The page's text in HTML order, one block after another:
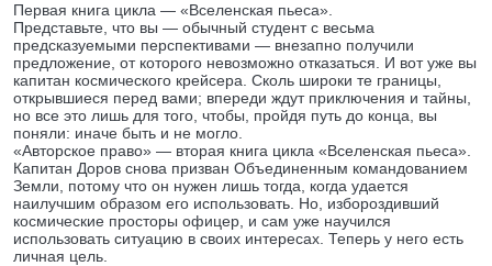
Первая книга цикла — «Вселенская пьеса».
Представьте, что вы — обычный студент с весьма
предсказуемыми перспективами — внезапно получили
предложение, от которого невозможно отказаться. И вот уже вы
капитан космического крейсера. Сколь широки те границы,
открывшиеся перед вами; впереди ждут приключения и тайны,
но все это лишь для того, чтобы, пройдя путь до конца, вы
поняли: иначе быть и не могло.
«Авторское право» — вторая книга цикла «Вселенская пьеса».
Капитан Доров снова призван Объединенным командованием
Земли, потому что он нужен лишь тогда, когда удается
наилучшим образом его использовать. Но, избороздивший
космические просторы офицер, и сам уже научился
использовать ситуацию в своих интересах. Теперь у него есть
личная цель.